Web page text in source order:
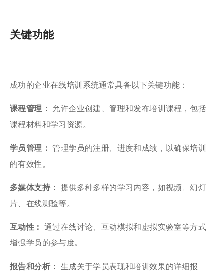
关键功能
成功的企业在线培训系统通常具备以下关键功能：
课程管理： 允许企业创建、管理和发布培训课程，包括
课程材料和学习资源。
学员管理： 管理学员的注册、进度和成绩，以确保培训
的有效性。
多媒体支持： 提供多种多样的学习内容，如视频、幻灯
片、在线测验等。
互动性： 通过在线讨论、互动模拟和虚拟实验室等方式
增强学员的参与度。
报告和分析： 生成关于学员表现和培训效果的详细报